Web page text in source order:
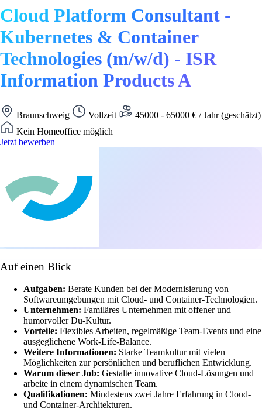
Cloud Platform Consultant -
Kubernetes & Container
Technologies (m/w/d) - ISR
Information Products A
Braunschweig Vollzeit
45000 - 65000 € / Jahr (geschätzt)
Kein Homeoffice möglich
Jetzt bewerben
Auf einen Blick
Aufgaben: Berate Kunden bei der Modernisierung von
Softwareumgebungen mit Cloud- und Container-Technologien.
Unternehmen: Familäres Unternehmen mit offener und
humorvoller Du-Kultur.
Vorteile: Flexibles Arbeiten, regelmäßige Team-Events und eine
ausgeglichene Work-Life-Balance.
Weitere Informationen: Starke Teamkultur mit vielen
Möglichkeiten zur persönlichen und beruflichen Entwicklung.
Warum dieser Job: Gestalte innovative Cloud-Lösungen und
arbeite in einem dynamischen Team.
Qualifikationen: Mindestens zwei Jahre Erfahrung in Cloud-
und Container-Architekturen.